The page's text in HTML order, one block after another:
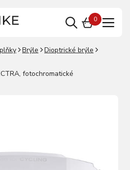
0
Brýle
Dioptrické brýle
fotochromatické